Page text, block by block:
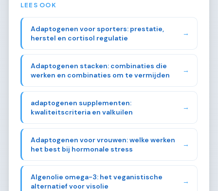
LEES OOK
Adaptogenen voor sporters: prestatie,
herstel en cortisol regulatie
→
Adaptogenen stacken: combinaties die
werken en combinaties om te vermijden
→
adaptogenen supplementen:
kwaliteitscriteria en valkuilen
→
Adaptogenen voor vrouwen: welke werken
het best bij hormonale stress
→
Algenolie omega-3: het veganistische
alternatief voor visolie
→